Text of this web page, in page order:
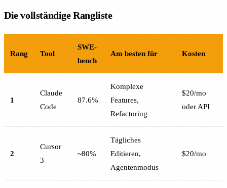
Die vollständige Rangliste
Rang Tool
SWE-
bench
Am besten für Kosten
1
Claude
Code
87.6%
Komplexe
Features,
Refactoring
$20/mo
oder API
2
Cursor
3
~80%
Tägliches
Editieren,
Agentenmodus
$20/mo